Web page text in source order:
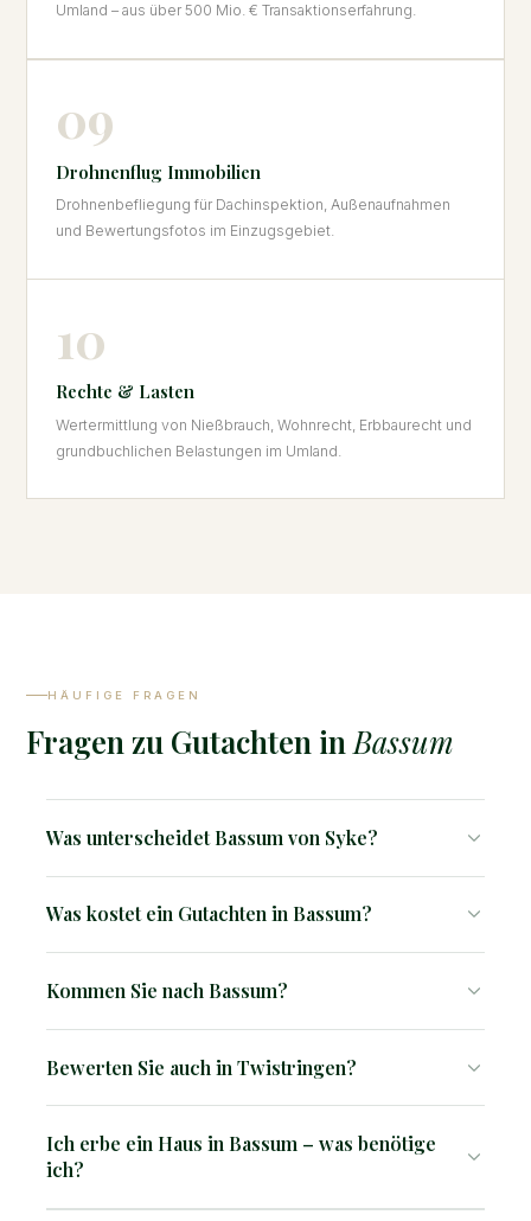
Umland – aus über 500 Mio. € Transaktionserfahrung.
09
Drohnenflug Immobilien
Drohnenbefliegung für Dachinspektion, Außenaufnahmen
und Bewertungsfotos im Einzugsgebiet.
10
Rechte & Lasten
Wertermittlung von Nießbrauch, Wohnrecht, Erbbaurecht und
grundbuchlichen Belastungen im Umland.
HÄUFIGE FRAGEN
Fragen zu Gutachten in Bassum
Was unterscheidet Bassum von Syke?
Bekanntheit, aber ähnliche A1-Anbindung.
Was kostet ein Gutachten in Bassum?
Kurzgutachten ab 1.500 €. Der genaue Preis hängt von
Objekttyp, Größe und Komplexität ab. Auf Anfrage
erhalten Sie eine kostenlose Einschätzung vorab.
Kommen Sie nach Bassum?
Bewerten Sie auch in Twistringen?
Ich erbe ein Haus in Bassum – was benötige
ich?